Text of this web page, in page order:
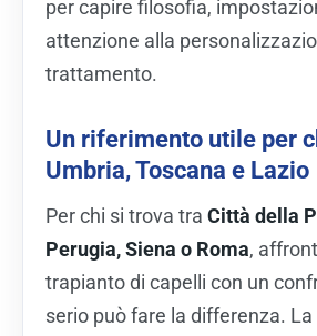
per capire filosofia,
attenzione alla
trattamento.
Un riferimento utile per
Umbria, Toscana e Lazio
Per chi si trova tra Città della
Perugia, Siena o Roma,
trapianto di capelli con un
serio può fare la differenza.